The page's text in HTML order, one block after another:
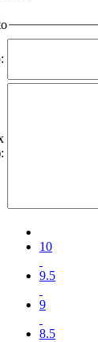
10
9.5
9
8.5